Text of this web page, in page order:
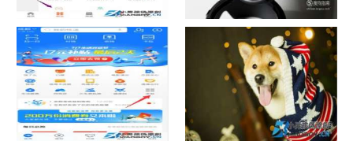
中国联通手机营业厅销户操作
指引
摄影作品的欣赏方法